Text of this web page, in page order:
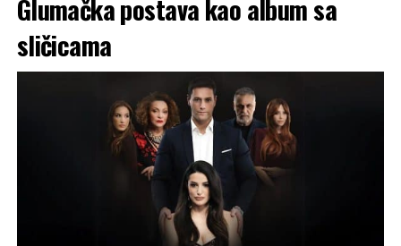
Glumačka postava kao album sa
sličicama